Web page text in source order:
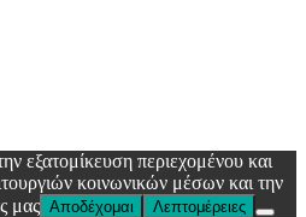
εξατομίκευση περιεχομένου και
κοινωνικών μέσων και την
μας Αποδέχομαι Λεπτομέρειες